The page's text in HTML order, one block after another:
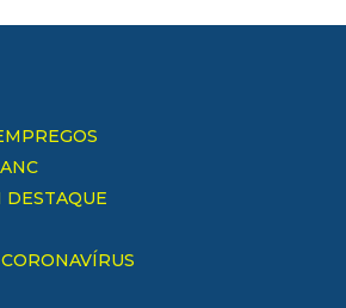
DESTAQUE